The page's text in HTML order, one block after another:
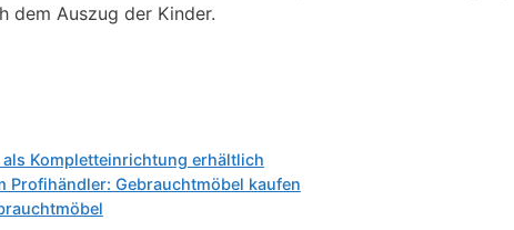
dem Auszug der Kinder.
Kompletteinrichtung erhältlich
Profihändler: Gebrauchtmöbel kaufen